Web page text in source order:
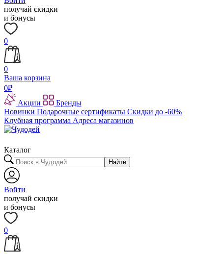
получай скидки
и бонусы
0
0
Ваша корзина
0₽
Акции
Бренды
Новинки Подарочные сертификаты Скидки до -60%
Клубная программа Адреса магазинов
Каталог
Найти
Войти
получай скидки
и бонусы
0